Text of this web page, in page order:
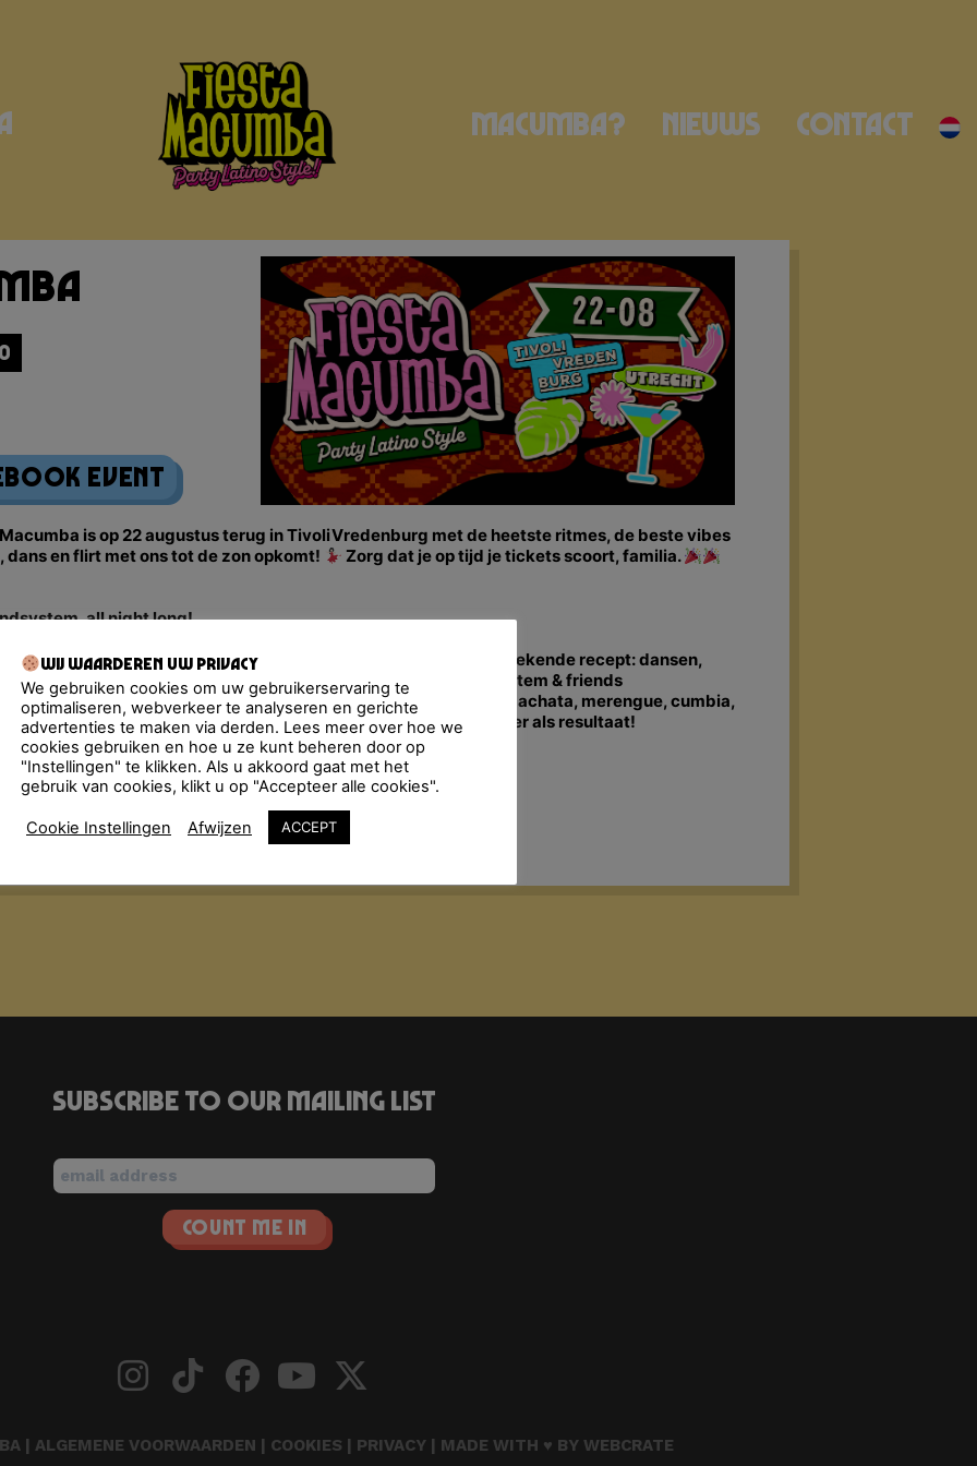
Macumba? Nieuws Contact
Event
is op 22 augustus terug in TivoliVredenburg met de heetste ritmes, de beste vibes
en flirt met ons tot de zon opkomt!
Zorg dat je op tijd je tickets scoort, familia.
all night long!
heel Nederland het nachtleven onveilig met het inmiddels bekende recept: dansen,
Música Latina, van toen en nu. De Fiesta Macumba Soundsystem & friends
molotovcocktail van exotische geluiden: reggaeton, salsa, bachata, merengue, cumbia,
Alles wordt in de blender gegooid met een dampende dansvloer als resultaat!
Subscribe to our mailing list
| ALGEMENE VOORWAARDEN | COOKIES | PRIVACY | MADE WITH ♥ BY WEBCRATE
Wij waarderen uw privacy
We gebruiken cookies om uw gebruikerservaring te
optimaliseren, webverkeer te analyseren en gerichte
advertenties te maken via derden. Lees meer over hoe we
cookies gebruiken en hoe u ze kunt beheren door op
"Instellingen" te klikken. Als u akkoord gaat met het
gebruik van cookies, klikt u op "Accepteer alle cookies".
Cookie Instellingen Afwijzen ACCEPT